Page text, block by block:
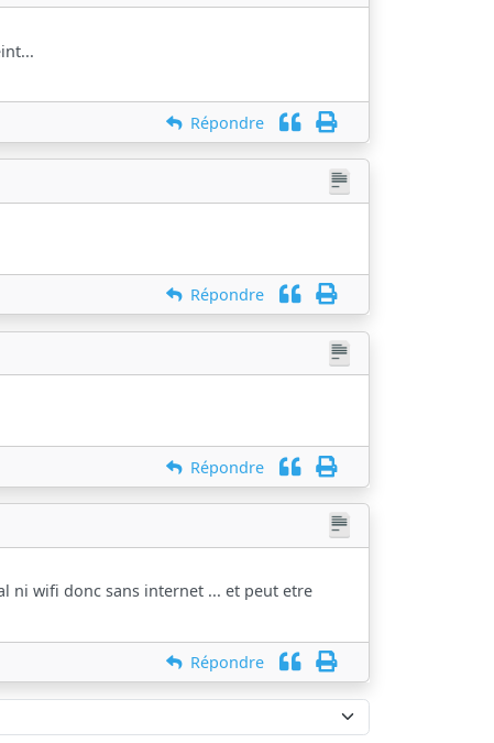
Répondre
Répondre
Répondre
ni wifi donc sans internet ... et peut etre
Répondre